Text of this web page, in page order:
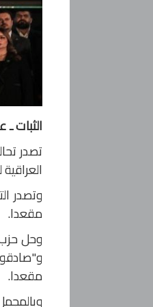
الثبات
تصدر
العراقية لعام 2025، حيث حصل على 46
مقعدا.
مقعدا.